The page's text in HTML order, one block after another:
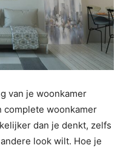
van je woonkamer
complete woonkamer
dan je denkt, zelfs
look wilt. Hoe je